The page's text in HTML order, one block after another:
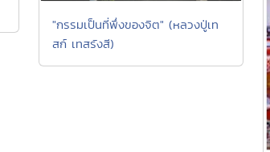
"กรรมเป็นที่พึ่งของจิต" (หลวงปู่เท
สก์ เทสรังสี)